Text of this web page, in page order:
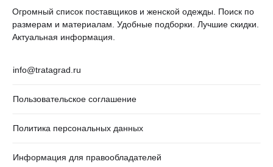
Огромный список поставщиков и женской одежды. Поиск по
размерам и материалам. Удобные подборки. Лучшие скидки.
Актуальная информация.
info@tratagrad.ru
Пользовательское соглашение
Политика персональных данных
Информация для правообладателей